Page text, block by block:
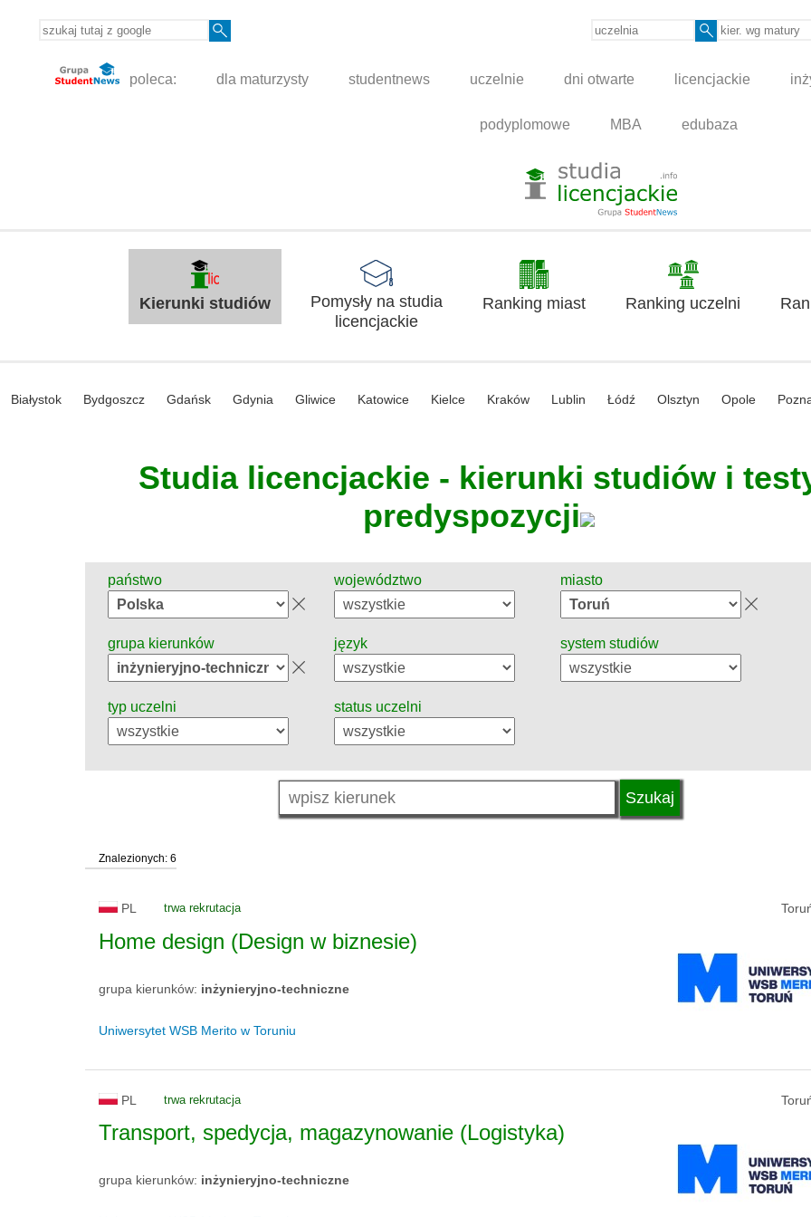
poleca: dla maturzysty studentnews uczelnie dni otwarte licencjackie
podyplomowe MBA edubaza
Kierunki studiów
Pomysły na studia
licencjackie
Ranking miast Ranking uczelni
Białystok Bydgoszcz Gdańsk Gdynia Gliwice Katowice Kielce Kraków Lublin Łódź Olsztyn Opole
Studia licencjackie - kierunki studiów i
predyspozycji
państwo województwo miasto
grupa kierunków język system studiów
typ uczelni status uczelni
Znalezionych: 6
PL trwa rekrutacja
Home design (Design w biznesie)
grupa kierunków: inżynieryjno-techniczne
Uniwersytet WSB Merito w Toruniu
PL trwa rekrutacja
Transport, spedycja, magazynowanie (Logistyka)
grupa kierunków: inżynieryjno-techniczne